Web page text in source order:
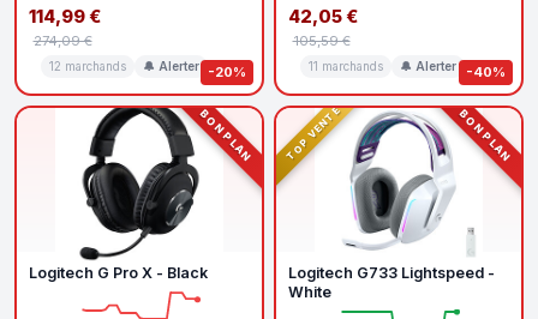
-20%
114,99 €
274,09 €
12 marchands 🔔 Alerter -40%
42,05 €
105,59 €
11 marchands 🔔 Alerter
BON PLAN
Logitech G Pro X - Black
TOP VENTE BON PLAN
Logitech G733 Lightspeed -
White